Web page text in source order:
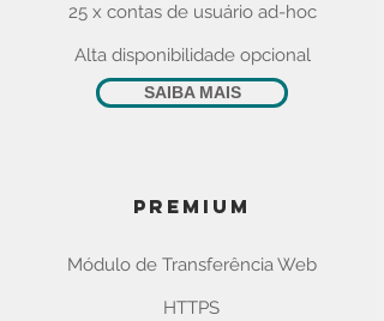
25 x contas de usuário ad-hoc
Alta disponibilidade opcional
SAIBA MAIS
PREMIUM
Módulo de Transferência Web
HTTPS